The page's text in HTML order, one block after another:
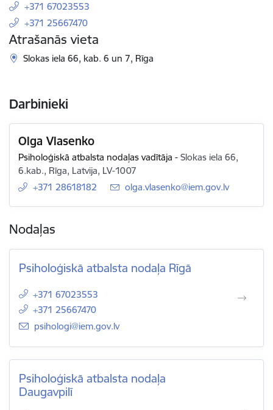
+371 67023553
+371 25667470
Atrašanās vieta
Slokas iela 66, kab. 6 un 7, Rīga
Darbinieki
Olga Vlasenko
Psiholoģiskā atbalsta nodaļas vadītāja -Slokas iela 66,
6.kab., Rīga, Latvija, LV-1007
+371 28618182
E-pasts:
olga.vlasenko@iem.gov.lv
Nodaļas
Psiholoģiskā atbalsta nodaļa Rīgā
+371 67023553
+371 25667470
E-pasts:
psihologi@iem.gov.lv
Psiholoģiskā atbalsta nodaļa
Daugavpilī